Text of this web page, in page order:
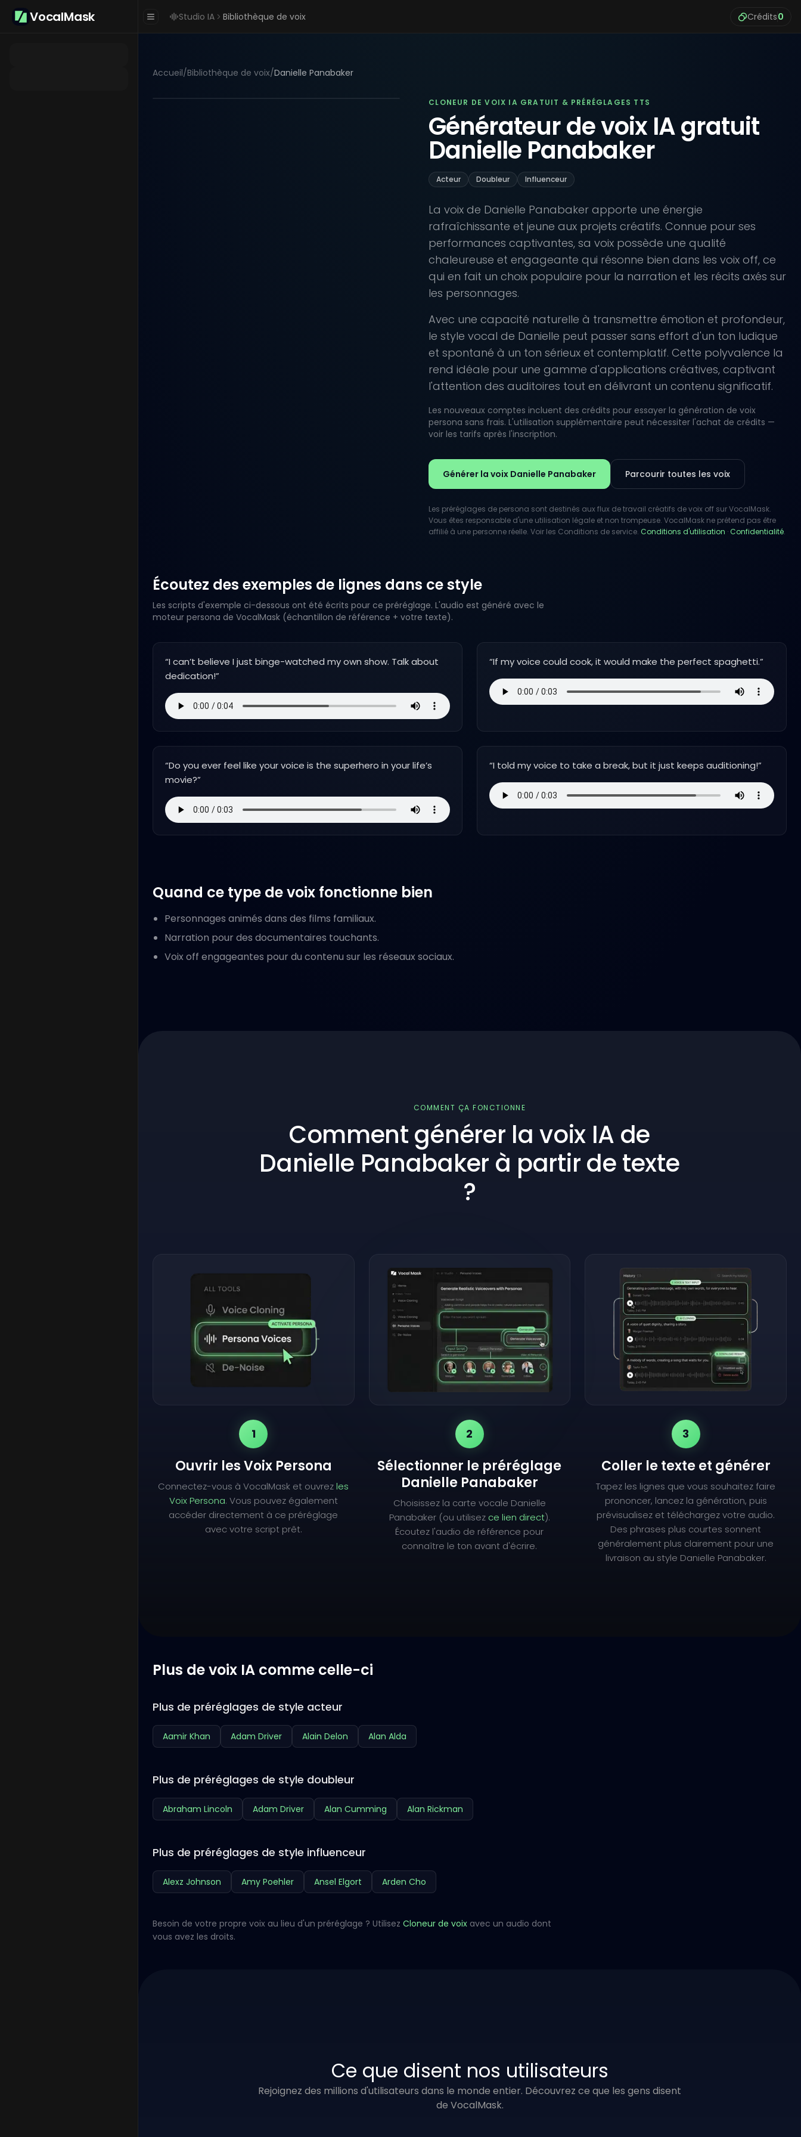
VocalMask Studio IA Bibliothèque de voix Crédits0
Accueil/Bibliothèque de voix/Danielle Panabaker
CLONEUR DE VOIX IA GRATUIT & PRÉRÉGLAGES TTS
Générateur de voix IA gratuit
Danielle Panabaker
Acteur Doubleur Influenceur
La voix de Danielle Panabaker apporte une énergie
rafraîchissante et jeune aux projets créatifs. Connue pour ses
performances captivantes, sa voix possède une qualité
chaleureuse et engageante qui résonne bien dans les voix off, ce
qui en fait un choix populaire pour la narration et les récits axés sur
les personnages.
Avec une capacité naturelle à transmettre émotion et profondeur,
le style vocal de Danielle peut passer sans effort d'un ton ludique
et spontané à un ton sérieux et contemplatif. Cette polyvalence la
rend idéale pour une gamme d'applications créatives, captivant
l'attention des auditoires tout en délivrant un contenu significatif.
Les nouveaux comptes incluent des crédits pour essayer la génération de voix
persona sans frais. L'utilisation supplémentaire peut nécessiter l'achat de crédits —
voir les tarifs après l'inscription.
Générer la voix Danielle Panabaker Parcourir toutes les voix
Les préréglages de persona sont destinés aux flux de travail créatifs de voix off sur VocalMask.
Vous êtes responsable d'une utilisation légale et non trompeuse. VocalMask ne prétend pas être
affilié à une personne réelle. Voir les Conditions de service. Conditions d'utilisation ·Confidentialité.
Écoutez des exemples de lignes dans ce style
Les scripts d'exemple ci-dessous ont été écrits pour ce préréglage. L'audio est généré avec le
moteur persona de VocalMask (échantillon de référence + votre texte).
“I can’t believe I just binge-watched my own show. Talk about
dedication!”
“If my voice could cook, it would make the perfect spaghetti.”
“Do you ever feel like your voice is the superhero in your life’s
movie?”
“I told my voice to take a break, but it just keeps auditioning!”
Quand ce type de voix fonctionne bien
Personnages animés dans des films familiaux.
Narration pour des documentaires touchants.
Voix off engageantes pour du contenu sur les réseaux sociaux.
COMMENT ÇA FONCTIONNE
Comment générer la voix IA de
Danielle Panabaker à partir de texte
?
1
Ouvrir les Voix Persona
Connectez-vous à VocalMask et ouvrezles
Voix Persona. Vous pouvez également
accéder directement à ce préréglage
avec votre script prêt.
2
Sélectionner le préréglage
Danielle Panabaker
Choisissez la carte vocale Danielle
Panabaker (ou utilisez ce lien direct).
Écoutez l'audio de référence pour
connaître le ton avant d'écrire.
3
Coller le texte et générer
Tapez les lignes que vous souhaitez faire
prononcer, lancez la génération, puis
prévisualisez et téléchargez votre audio.
Des phrases plus courtes sonnent
généralement plus clairement pour une
livraison au style Danielle Panabaker.
Plus de voix IA comme celle-ci
Plus de préréglages de style acteur
Aamir Khan Adam Driver Alain Delon Alan Alda
Plus de préréglages de style doubleur
Abraham Lincoln Adam Driver Alan Cumming Alan Rickman
Plus de préréglages de style influenceur
Alexz Johnson Amy Poehler Ansel Elgort Arden Cho
Besoin de votre propre voix au lieu d'un préréglage ? Utilisez Cloneur de voix avec un audio dont
vous avez les droits.
Ce que disent nos utilisateurs
Rejoignez des millions d'utilisateurs dans le monde entier. Découvrez ce que les gens disent
de VocalMask.